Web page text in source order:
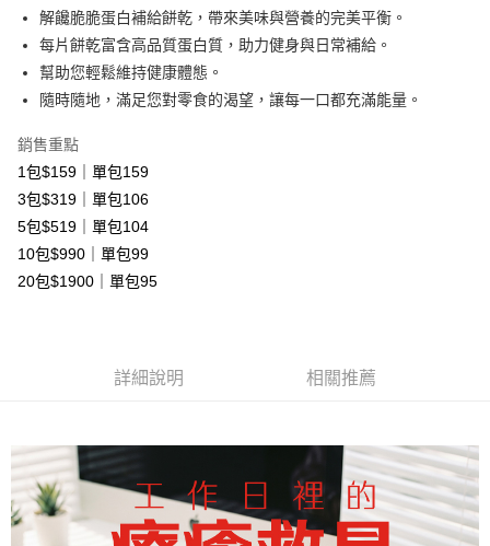
Apple Pay
大哥付你分期
相關說明
【大哥付你分期使用說明】
2.付款方式選擇「大哥付你分期」，訂單成立後會自動跳轉到大哥付的交易
流程，驗證手機門號後，選擇欲分期的期數、繳款截止日，確認付款後即完
成交易。
3.實際核准額度、可分期數及費用金額請依後續交易確認頁面所載為準。
4.訂單成立30分鐘內，如未前往確認交易或遇審核未通過，訂單將自動取
法說明評估內容。
【繳款方式說明】
買賣價金債權讓與本公司後，依約使用本公司帳單繳交帳款。
2.基於同意付款使用「大哥付你分期」之契約關係目的，商店將以您的個人
資料（包含姓名、電話或地址）提供予台灣大哥大進項蒐集、處理及利用，
由本公司與您本人進行分期帳單所需資料之確認、核對及更正。
3.完整用戶服務條款，請詳閱以下連結：https://oppay.tw/userRule
相關說明
【關於「AFTEE先享後付」】
AFTEE先享後付是「在收到商品之後才付款」的支付方式。 讓您購物簡單
便利好安心！
１．簡單：不需註冊會員、不需綁卡、不需儲值。
２．便利：只要手機號碼，簡訊認證，即可結帳。
３．安心：先確認商品／服務後，再付款。
２．訂單成立數日內，您將收到繳費通知簡訊。
３．收到繳費通知簡訊後14天內，點擊此簡訊中的連結，可透過四大超商／
購買商品的店家。未經商家同意取消之訂單仍視為有效，需透過AFTEE先享
後付繳納相關費用。
※ 交易是否成功請以「AFTEE先享後付 」之結帳頁面顯示為準，若有關於
是否繳費成功／繳費後需取消欲退款等相關疑問，請聯繫「AFTEE先享後付
客戶支援中心」
https://netprotections.freshdesk.com/support/home
ATM付款
貨到付款
運送方式
付款後全家取貨
7-11取貨付款
免運費
付款後7-11取貨
解饞脆脆蛋白補給餅乾，帶來美味與營養的完美平衡。
每片餅乾富含高品質蛋白質，助力健身與日常補給。
幫助您輕鬆維持健康體態。
隨時隨地，滿足您對零食的渴望，讓每一口都充滿能量。
銷售重點
1包$159｜單包159
3包$319｜單包106
5包$519｜單包104
10包$990｜單包99
20包$1900｜單包95
詳細說明 相關推薦